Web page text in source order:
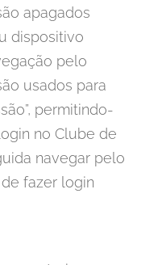
apagados
dispositivo
pelo
usados para
permitindo-
no Clube de
navegar pelo
fazer login